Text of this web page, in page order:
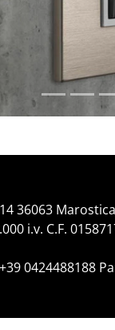
36063
i.v. C.F.
0424488188